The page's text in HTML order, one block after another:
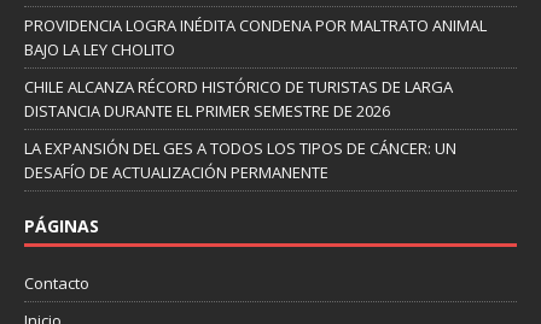
PROVIDENCIA LOGRA INÉDITA CONDENA POR MALTRATO ANIMAL
BAJO LA LEY CHOLITO
CHILE ALCANZA RÉCORD HISTÓRICO DE TURISTAS DE LARGA
DISTANCIA DURANTE EL PRIMER SEMESTRE DE 2026
LA EXPANSIÓN DEL GES A TODOS LOS TIPOS DE CÁNCER: UN
DESAFÍO DE ACTUALIZACIÓN PERMANENTE
PÁGINAS
Contacto